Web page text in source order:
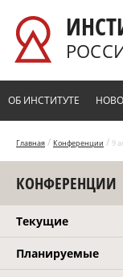
ОБ ИНСТИТУТЕ
Главная / Конференции / 9
КОНФЕРЕНЦИИ
Текущие
Планируемые